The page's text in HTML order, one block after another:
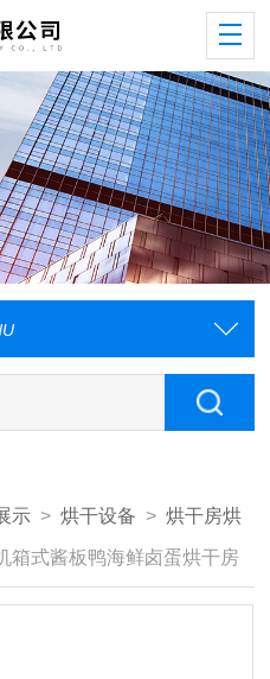
示 >烘干设备 >烘干房烘
箱式酱板鸭海鲜卤蛋烘干房